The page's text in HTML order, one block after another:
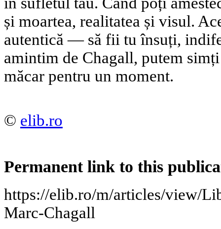
și moartea, realitatea și visul.
autentică — să fii tu însuți,
amintim de Chagall, putem
măcar pentru un moment.
© elib.ro
Permanent link to this
https://elib.ro/m/articles/view/
Marc-Chagall